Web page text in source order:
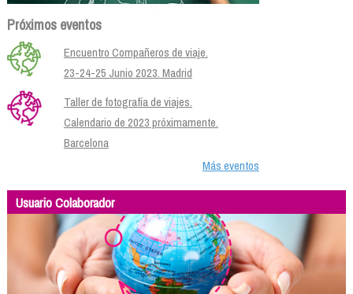
Próximos eventos
Encuentro Compañeros de viaje.
23-24-25 Junio 2023. Madrid
Taller de fotografía de viajes.
Calendario de 2023 próximamente.
Barcelona
Más eventos
Usuario Colaborador